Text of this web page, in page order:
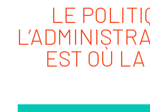
LE
EST OÙ